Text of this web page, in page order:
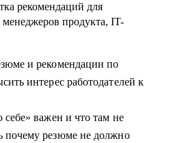
управленческий или
командой и её
управленцам
рекомендаций для
продукта, IT-
и рекомендации по
интерес работодателей к
важен и что там не
резюме не должно